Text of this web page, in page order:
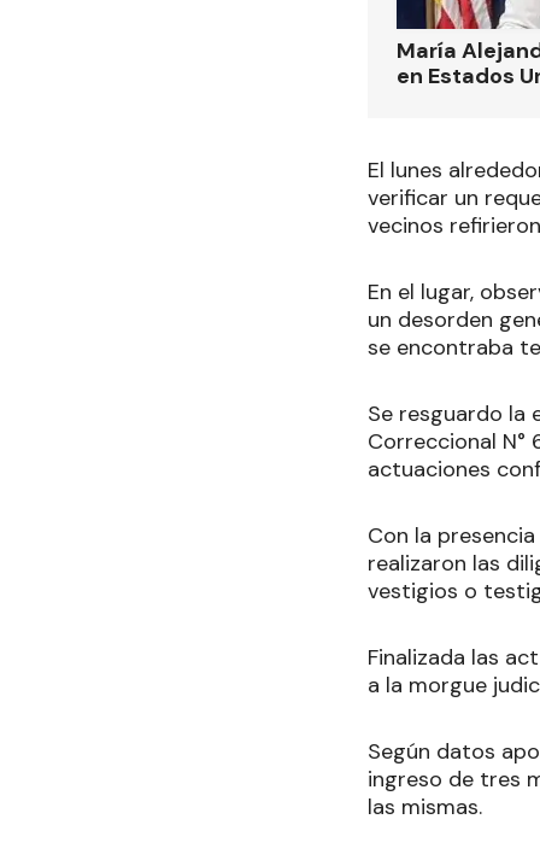
María
en Estados
El lunes
verificar un
vecinos
En el lugar,
un desorden
se encontraba
Se resguardo la
Correccional N°
actuaciones
Con la
realizaron las
vestigios o
Finalizada las
a la morgue
Según datos
ingreso de tres
las mismas.